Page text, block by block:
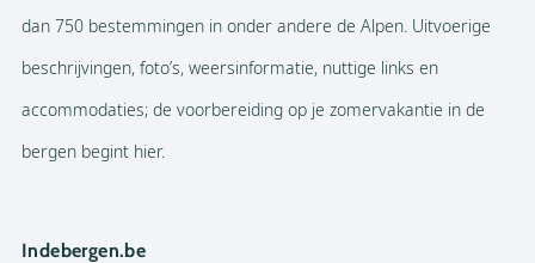
dan 750 bestemmingen in onder andere de Alpen. Uitvoerige
beschrijvingen, foto’s, weersinformatie, nuttige links en
accommodaties; de voorbereiding op je zomervakantie in de
bergen begint hier.
Indebergen.be